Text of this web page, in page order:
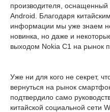
производителя,
Android. Благодаря
информации мы уже знаем не
новинка, но даже и
выходом Nokia C1 на рынок
Уже ни для кого не секрет,
вернуться на рынок
подтвердило само
китайской социальной сети